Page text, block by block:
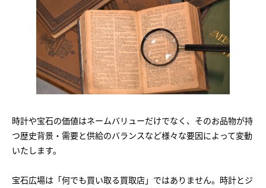
時計や宝石の価値はネームバリューだけでなく、そのお品物が持
つ歴史背景・需要と供給のバランスなど様々な要因によって変動
いたします。
宝石広場は「何でも買い取る買取店」ではありません。時計とジ